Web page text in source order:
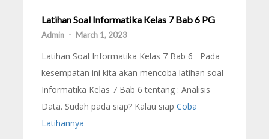
Latihan Soal Informatika Kelas 7 Bab 6 PG
Admin - March 1, 2023
Latihan Soal Informatika Kelas 7 Bab 6 Pada
kesempatan ini kita akan mencoba latihan soal
Informatika Kelas 7 Bab 6 tentang : Analisis
Data. Sudah pada siap? Kalau siap Coba
Latihannya